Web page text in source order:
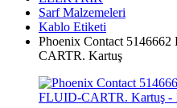
Sarf Malzemeleri
Kablo Etiketi
Phoenix Contact
CARTR. Kartuş